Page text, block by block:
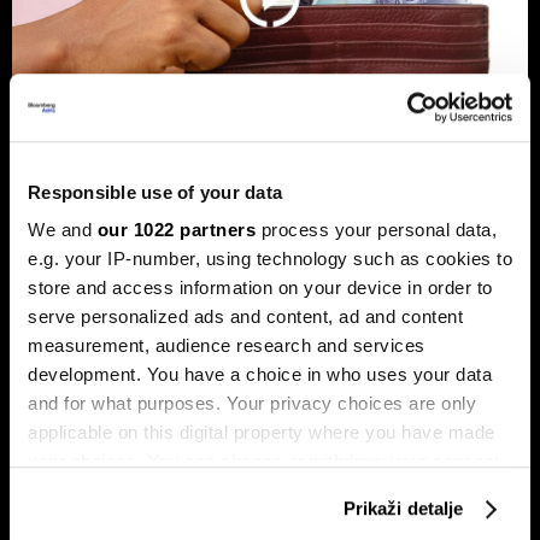
Responsible use of your data
We and our 1022 partners process your personal data,
e.g. your IP-number, using technology such as cookies to
store and access information on your device in order to
serve personalized ads and content, ad and content
measurement, audience research and services
development. You have a choice in who uses your data
and for what purposes. Your privacy choices are only
applicable on this digital property where you have made
Prikaži detalje
Banke traže veći limit za potrošačke
kredite: Prag od 50.000 KM prenizak
Banke u Bosni i Hercegovini (BiH) traže povećanje limita za
potrošačke, odnosno nenamjenske kredite sa sadašnjih
50.000 KM, tvrdeći da taj prag više ne odgovara rastu
plata i životnih troškova.